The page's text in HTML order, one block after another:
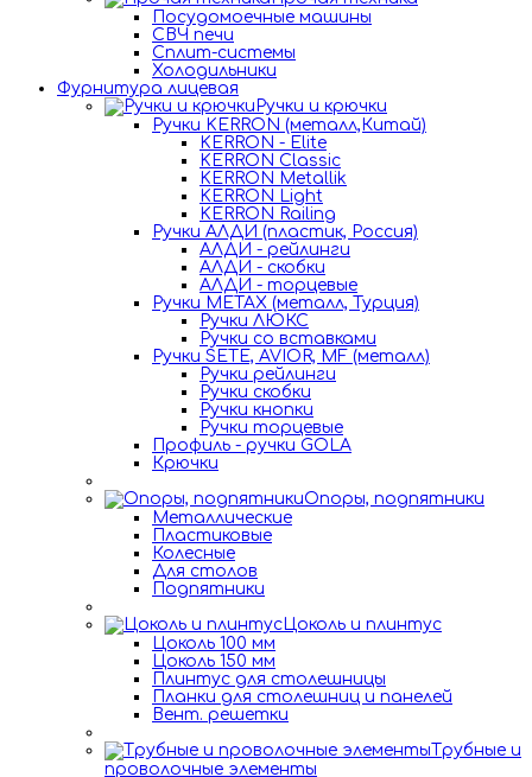
Посудомоечные машины
СВЧ печи
Сплит-системы
Холодильники
Фурнитура лицевая
Ручки и крючки
Ручки KERRON (металл,Китай)
KERRON - Elite
KERRON Classic
KERRON Metallik
KERRON Light
KERRON Railing
Ручки АЛДИ (пластик, Россия)
АЛДИ - рейлинги
АЛДИ - скобки
АЛДИ - торцевые
Ручки METAX (металл, Турция)
Ручки ЛЮКС
Ручки со вставками
Ручки SETE, AVIOR, MF (металл)
Ручки рейлинги
Ручки скобки
Ручки кнопки
Ручки торцевые
Профиль - ручки GOLA
Крючки
Опоры, подпятники
Металлические
Пластиковые
Колесные
Для столов
Подпятники
Цоколь и плинтус
Цоколь 100 мм
Цоколь 150 мм
Плинтус для столешницы
Планки для столешниц и панелей
Вент. решетки
Трубные и
проволочные элементы